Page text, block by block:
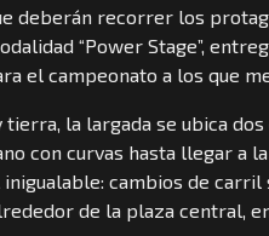
deberán recorrer los
“Power Stage”,
el campeonato a los que
tierra, la largada se ubica
con curvas hasta llegar a
cambios de
de la plaza central,